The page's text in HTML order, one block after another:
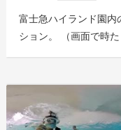
富士急ハイランド園内
ション。 （画面で時
4125-4c14-9883-
ンパ」が「ド・ドド
再撮影した映像はこち